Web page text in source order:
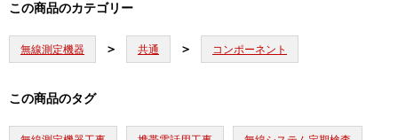
この商品のカテゴリー
無線測定機器 共通 コンポーネント
この商品のタグ